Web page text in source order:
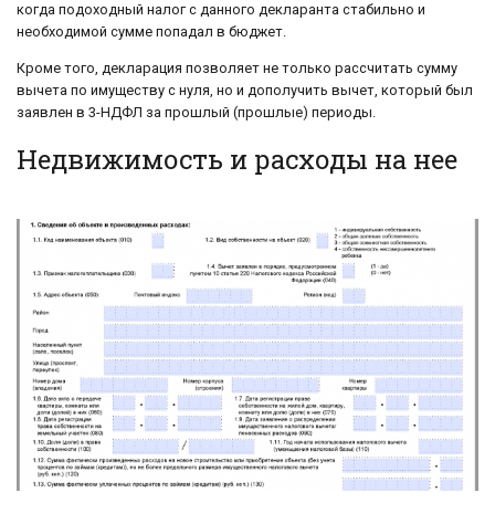
когда подоходный налог с данного декларанта стабильно и
необходимой сумме попадал в бюджет.
Кроме того, декларация позволяет не только рассчитать сумму
вычета по имуществу с нуля, но и дополучить вычет, который был
заявлен в 3-НДФЛ за прошлый (прошлые) периоды.
Недвижимость и расходы на нее